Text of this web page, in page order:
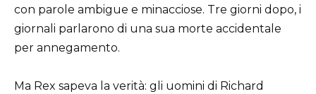
con parole ambigue e minacciose. Tre giorni dopo, i
giornali parlarono di una sua morte accidentale
per annegamento.
Ma Rex sapeva la verità: gli uomini di Richard